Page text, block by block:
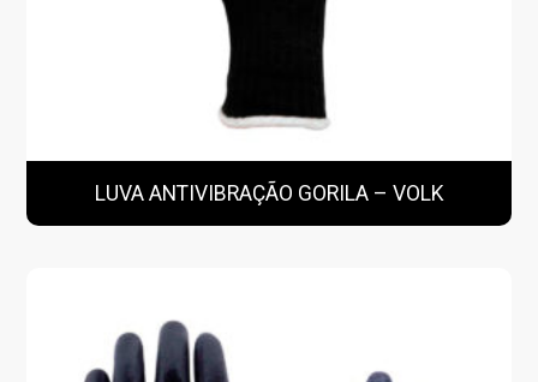
LUVA ANTIVIBRAÇÃO GORILA – VOLK